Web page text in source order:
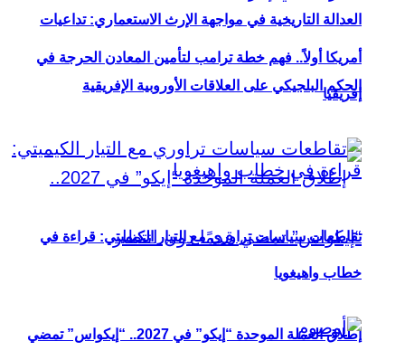
العدالة التاريخية في مواجهة الإرث الاستعماري: تداعيات
الحكم البلجيكي على العلاقات الأوروبية الإفريقية
إطلاق العملة الموحدة “إيكو” في 2027.. “إيكواس” تمضي
أمريكا أولاً.. فهم خطة ترامب لتأمين المعادن الحرجة في
إفريقيا
تقاطعات سياسات تراوري مع التيار الكيميتي: قراءة في
خطاب واهيغويا